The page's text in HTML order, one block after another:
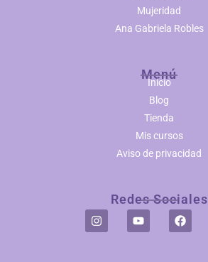
Mujeridad
Ana Gabriela Robles
Menú
Inicio
Blog
Tienda
Mis cursos
Aviso de privacidad
Redes Sociales